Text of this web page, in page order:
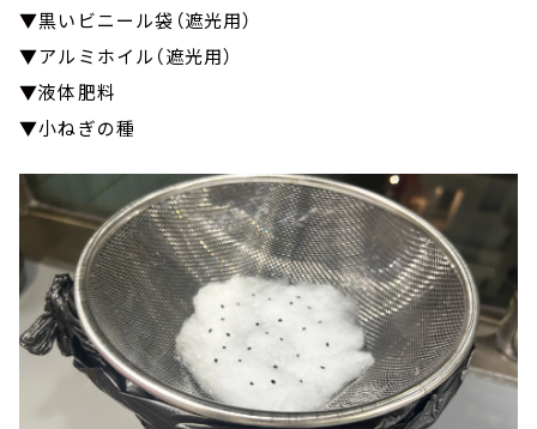
▼黒いビニール袋（遮光用）
▼アルミホイル（遮光用）
▼液体肥料
▼小ねぎの種